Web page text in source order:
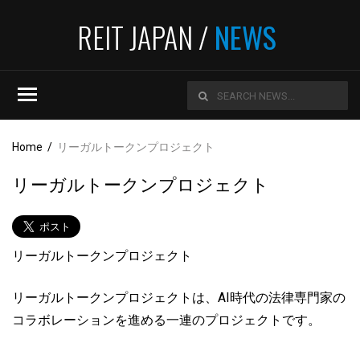
REIT JAPAN /NEWS
Home / リーガルトークンプロジェクト
リーガルトークンプロジェクト
リーガルトークンプロジェクト
リーガルトークンプロジェクトは、AI時代の法律専門家の
コラボレーションを進める一連のプロジェクトです。